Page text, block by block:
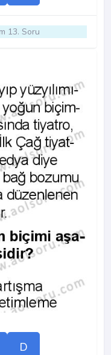
13. Soru
D